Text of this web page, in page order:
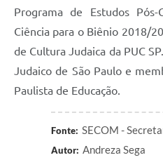
Programa de Estudos
Ciência para o Biênio 2018/
de Cultura Judaica da PUC
Judaico de São Paulo e
Paulista de Educação.
Fonte: SECOM -
Autor: Andreza Sega